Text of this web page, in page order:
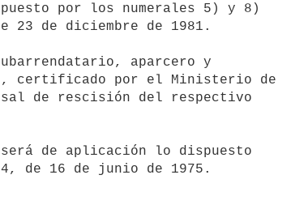
por los numerales 5) y 8)
de diciembre de 1981.
certificado por el Ministerio de
de rescisión del respectivo